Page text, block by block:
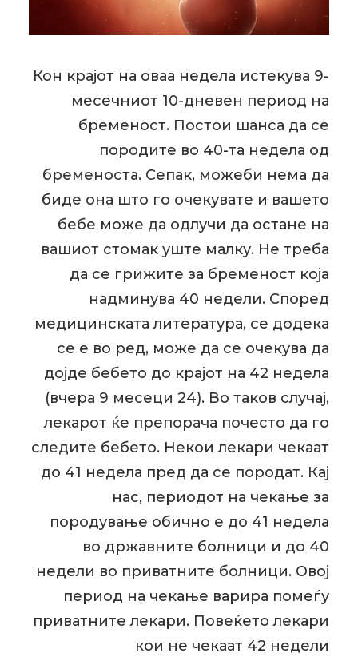
Кон крајот на оваа недела истекува 9-
месечниот 10-дневен период на
бременост. Постои шанса да се
породите во 40-та недела од
бременоста. Сепак, можеби нема да
биде она што го очекувате и вашето
бебе може да одлучи да остане на
вашиот стомак уште малку. Не треба
да се грижите за бременост која
надминува 40 недели. Според
медицинската литература, се додека
се е во ред, може да се очекува да
дојде бебето до крајот на 42 недела
(вчера 9 месеци 24). Во таков случај,
лекарот ќе препорача почесто да го
следите бебето. Некои лекари чекаат
до 41 недела пред да се породат. Кај
нас, периодот на чекање за
породување обично е до 41 недела
во државните болници и до 40
недели во приватните болници. Овој
период на чекање варира помеѓу
приватните лекари. Повеќето лекари
кои не чекаат 42 недели